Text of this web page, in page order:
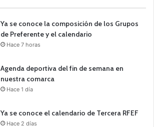
Ya se conoce la composición de los Grupos
de Preferente y el calendario
Hace 7 horas
Agenda deportiva del fin de semana en
nuestra comarca
Hace 1 día
Ya se conoce el calendario de Tercera RFEF
Hace 2 días